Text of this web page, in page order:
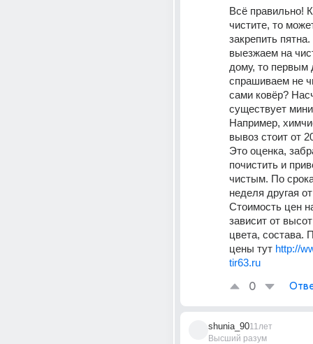
Всё правильно!
чистите, то
закрепить
выезжаем на
дому, то первым
спрашиваем не
сами ковёр?
существует
Например,
вывоз стоит от
Это оценка,
почистить и
чистым. По
неделя другая
Стоимость цен
зависит от
цвета, состава.
цены тут http://
tir63.ru
0
shunia_90
Высший разум
11лет